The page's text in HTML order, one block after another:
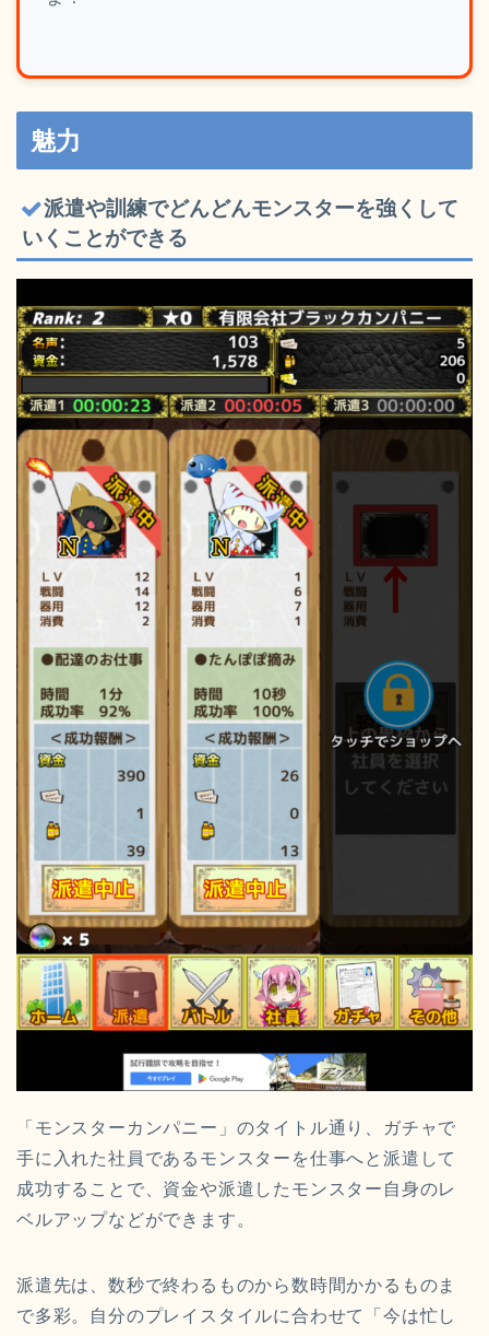
魅力
派遣や訓練でどんどんモンスターを強くして
いくことができる
「モンスターカンパニー」のタイトル通り、ガチャで
手に入れた社員であるモンスターを仕事へと派遣して
成功することで、資金や派遣したモンスター自身のレ
ベルアップなどができます。
派遣先は、数秒で終わるものから数時間かかるものま
で多彩。自分のプレイスタイルに合わせて「今は忙し